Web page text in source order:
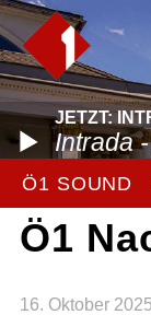
JETZT:
Intrada
Ö1 SOUND
Ö1
16. Oktober